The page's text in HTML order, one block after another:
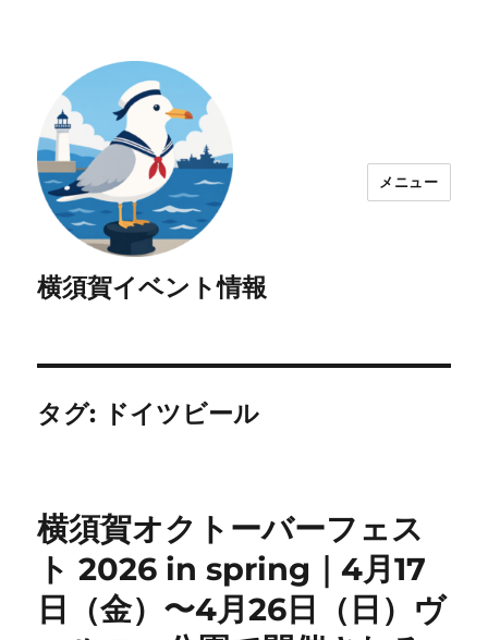
横須賀イベント情報
メニュー
タグ: ドイツビール
横須賀オクトーバーフェス
ト 2026 in spring｜4月17
日（金）〜4月26日（日）ヴ